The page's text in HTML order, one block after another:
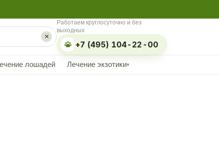
×
Работаем круглосуточно и без
выходных
+7 (495) 104-22-00
лошадей Лечение экзотики▾